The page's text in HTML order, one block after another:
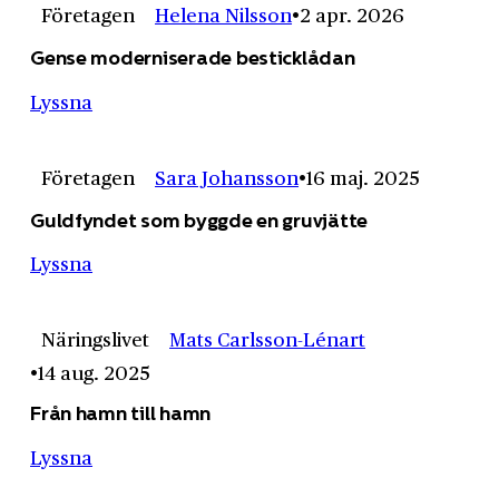
Företagen Helena Nilsson 2 apr. 2026
Gense moderniserade besticklådan
Lyssna
Företagen Sara Johansson 16 maj. 2025
Guldfyndet som byggde en gruvjätte
Lyssna
Näringslivet
Mats Carlsson-Lénart
14 aug. 2025
Från hamn till hamn
Lyssna